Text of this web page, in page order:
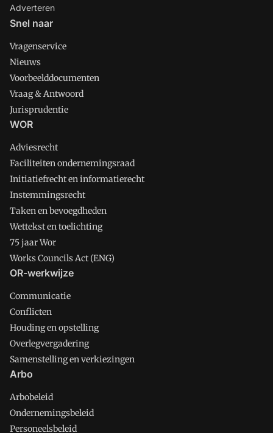
Adverteren
Snel naar
Vragenservice
Nieuws
Voorbeelddocumenten
Vraag & Antwoord
Jurisprudentie
WOR
Adviesrecht
Faciliteiten ondernemingsraad
Initiatiefrecht en informatierecht
Instemmingsrecht
Taken en bevoegdheden
Wettekst en toelichting
75 jaar Wor
Works Councils Act (ENG)
OR-werkwijze
Communicatie
Conflicten
Houding en opstelling
Overlegvergadering
Samenstelling en verkiezingen
Arbo
Arbobeleid
Ondernemingsbeleid
Personeelsbeleid